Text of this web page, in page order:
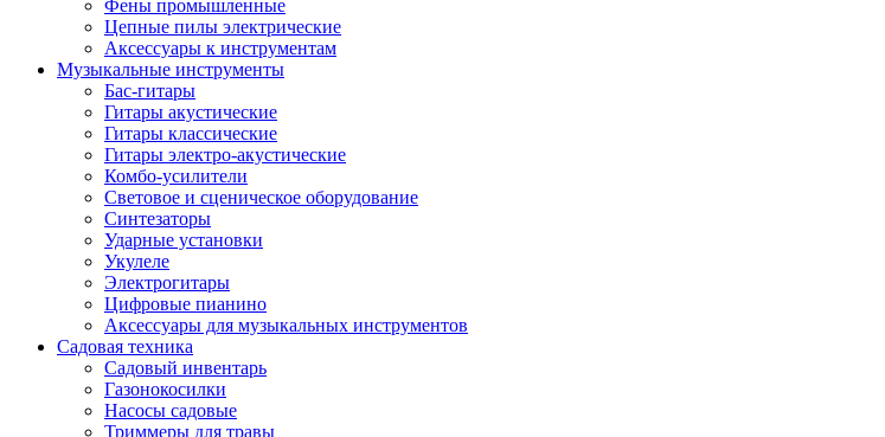
Фены промышленные
Цепные пилы электрические
Аксессуары к инструментам
Музыкальные инструменты
Бас-гитары
Гитары акустические
Гитары классические
Гитары электро-акустические
Комбо-усилители
Световое и сценическое оборудование
Синтезаторы
Ударные установки
Укулеле
Электрогитары
Цифровые пианино
Аксессуары для музыкальных инструментов
Садовая техника
Садовый инвентарь
Газонокосилки
Насосы садовые
Триммеры для травы